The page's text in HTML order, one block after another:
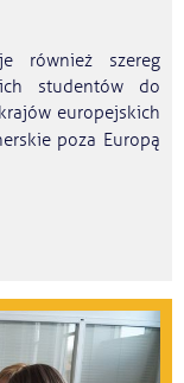
również szereg
studentów do
europejskich
poza Europą